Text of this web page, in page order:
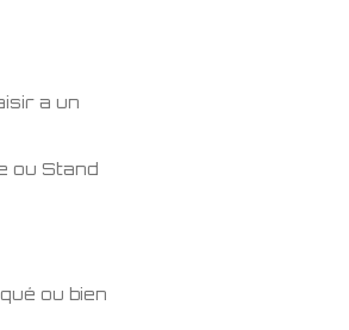
a un
ou Stand
ou bien